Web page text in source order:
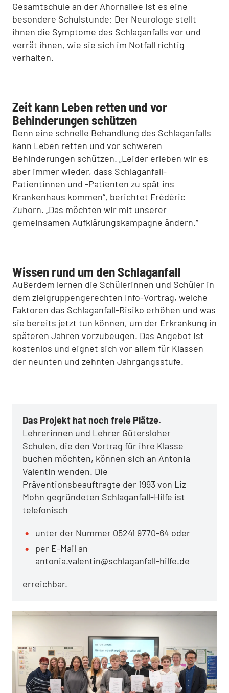
Gesamtschule an der Ahornallee ist es eine
besondere Schulstunde: Der Neurologe stellt
ihnen die Symptome des Schlaganfalls vor und
verrät ihnen, wie sie sich im Notfall richtig
verhalten.
Zeit kann Leben retten und vor
Behinderungen schützen
Denn eine schnelle Behandlung des Schlaganfalls
kann Leben retten und vor schweren
Behinderungen schützen. „Leider erleben wir es
aber immer wieder, dass Schlaganfall-
Patientinnen und -Patienten zu spät ins
Krankenhaus kommen“, berichtet Frédéric
Zuhorn. „Das möchten wir mit unserer
gemeinsamen Aufklärungskampagne ändern.“
Wissen rund um den Schlaganfall
Außerdem lernen die Schülerinnen und Schüler in
dem zielgruppengerechten Info-Vortrag, welche
Faktoren das Schlaganfall-Risiko erhöhen und was
sie bereits jetzt tun können, um der Erkrankung in
späteren Jahren vorzubeugen. Das Angebot ist
kostenlos und eignet sich vor allem für Klassen
der neunten und zehnten Jahrgangsstufe.
Das Projekt hat noch freie Plätze.
Lehrerinnen und Lehrer Gütersloher
Schulen, die den Vortrag für ihre Klasse
buchen möchten, können sich an Antonia
Valentin wenden. Die
Präventionsbeauftragte der 1993 von Liz
Mohn gegründeten Schlaganfall-Hilfe ist
telefonisch
unter der Nummer 05241 9770-64 oder
per E-Mail an
antonia.valentin@schlaganfall-hilfe.de
erreichbar.